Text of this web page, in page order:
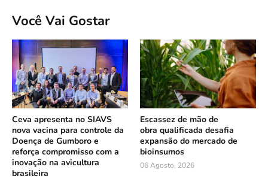
Você Vai Gostar
Ceva apresenta no SIAVS
nova vacina para controle da
Doença de Gumboro e
reforça compromisso com a
inovação na avicultura
brasileira
Escassez de mão de
obra qualificada desafia
expansão do mercado de
bioinsumos
06 Agosto, 2026